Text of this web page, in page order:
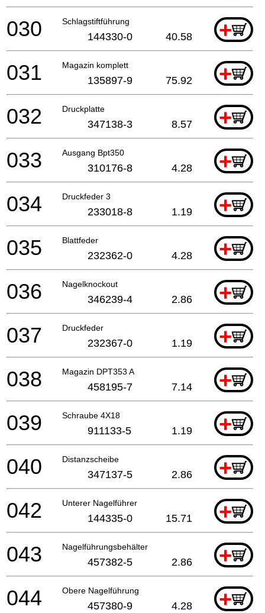
Schlagstiftführung +
030 144330-0 40.58
Magazin komplett +
031 135897-9 75.92
Druckplatte +
032 347138-3 8.57
Ausgang Bpt350 +
033 310176-8 4.28
Druckfeder 3 +
034 233018-8 1.19
Blattfeder +
035 232362-0 4.28
Nagelknockout +
036 346239-4 2.86
Druckfeder +
037 232367-0 1.19
Magazin DPT353 A +
038 458195-7 7.14
Schraube 4X18 +
039 911133-5 1.19
Distanzscheibe +
040 347137-5 2.86
Unterer Nagelführer +
042 144335-0 15.71
Nagelführungsbehälter +
043 457382-5 2.86
Obere Nagelführung +
044 457380-9 4.28